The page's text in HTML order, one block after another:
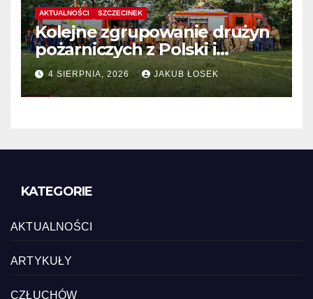
AKTUALNOŚCI SZCZECINEK
Kolejne zgrupowanie drużyn
pożarniczych z Polski i
Niemiec w regionie
4 SIERPNIA, 2026 JAKUB ŁOSEK
KATEGORIE
AKTUALNOŚCI
ARTYKUŁY
CZŁUCHÓW